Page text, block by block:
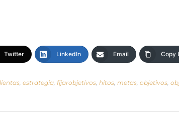
Twitter LinkedIn Email Copy
estrategia fijarobjetivos hitos metas objetivos